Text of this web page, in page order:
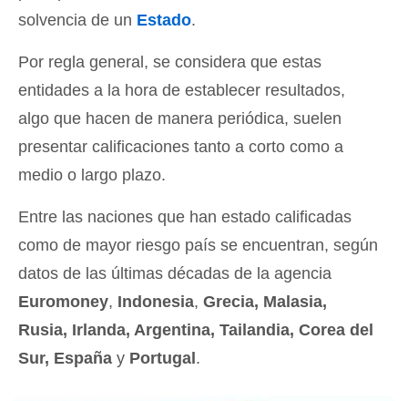
solvencia de un Estado.
Por regla general, se considera que estas
entidades a la hora de establecer resultados,
algo que hacen de manera periódica, suelen
presentar calificaciones tanto a corto como a
medio o largo plazo.
Entre las naciones que han estado calificadas
como de mayor riesgo país se encuentran, según
datos de las últimas décadas de la agencia
Euromoney, Indonesia, Grecia, Malasia,
Rusia, Irlanda, Argentina, Tailandia, Corea del
Sur, España y Portugal .